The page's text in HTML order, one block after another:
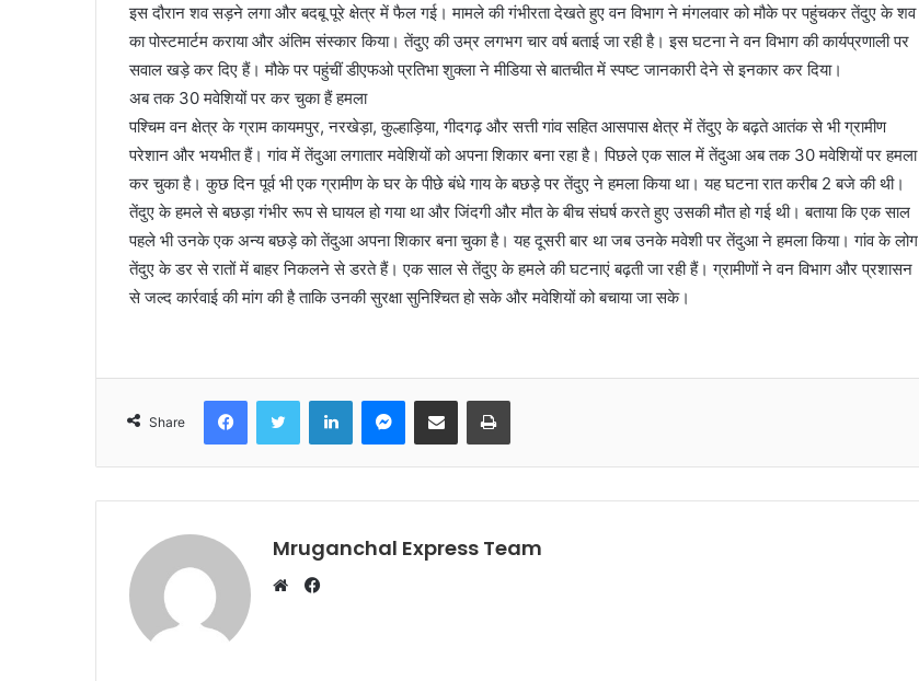
इस दौरान शव सड़ने लगा और बदबू पूरे क्षेत्र में फैल गई। मामले की गंभीरता देखते हुए वन विभाग ने मंगलवार को मौके पर पहुंचकर तेंदुए के शव
का पोस्टमार्टम कराया और अंतिम संस्कार किया। तेंदुए की उम्र लगभग चार वर्ष बताई जा रही है। इस घटना ने वन विभाग की कार्यप्रणाली पर
सवाल खड़े कर दिए हैं। मौके पर पहुंचीं डीएफओ प्रतिभा शुक्ला ने मीडिया से बातचीत में स्पष्ट जानकारी देने से इनकार कर दिया।
अब तक 30 मवेशियों पर कर चुका हैं हमला
पश्चिम वन क्षेत्र के ग्राम कायमपुर, नरखेड़ा, कुल्हाड़िया, गीदगढ़ और सत्ती गांव सहित आसपास क्षेत्र में तेंदुए के बढ़ते आतंक से भी ग्रामीण
परेशान और भयभीत हैं। गांव में तेंदुआ लगातार मवेशियों को अपना शिकार बना रहा है। पिछले एक साल में तेंदुआ अब तक 30 मवेशियों पर हमला
कर चुका है। कुछ दिन पूर्व भी एक ग्रामीण के घर के पीछे बंधे गाय के बछड़े पर तेंदुए ने हमला किया था। यह घटना रात करीब 2 बजे की थी।
तेंदुए के हमले से बछड़ा गंभीर रूप से घायल हो गया था और जिंदगी और मौत के बीच संघर्ष करते हुए उसकी मौत हो गई थी। बताया कि एक साल
पहले भी उनके एक अन्य बछड़े को तेंदुआ अपना शिकार बना चुका है। यह दूसरी बार था जब उनके मवेशी पर तेंदुआ ने हमला किया। गांव के लोग
तेंदुए के डर से रातों में बाहर निकलने से डरते हैं। एक साल से तेंदुए के हमले की घटनाएं बढ़ती जा रही हैं। ग्रामीणों ने वन विभाग और प्रशासन
से जल्द कार्रवाई की मांग की है ताकि उनकी सुरक्षा सुनिश्चित हो सके और मवेशियों को बचाया जा सके।
Share
FacebookTwitter LinkedInMessenger
Share via Email Print
Mruganchal Express Team
Facebook